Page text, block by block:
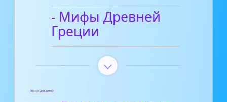
- Мифы Древней
Греции
Песни для детей